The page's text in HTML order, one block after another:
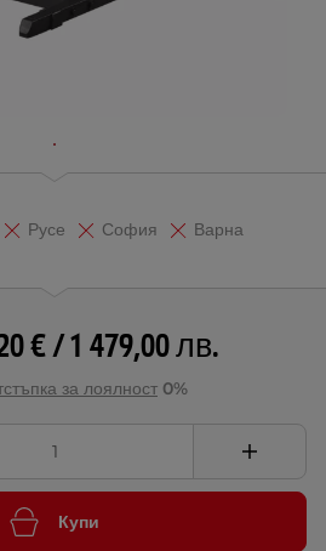
Русе София
Варна
€ / 1 479,00 лв.
за лоялност 0%
Купи